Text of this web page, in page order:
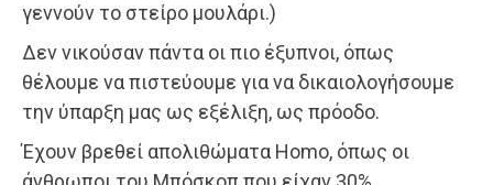
γεννούν το στείρο μουλάρι.)
Δεν νικούσαν πάντα οι πιο έξυπνοι, όπως
θέλουμε να πιστεύουμε για να δικαιολογήσουμε
την ύπαρξη μας ως εξέλιξη, ως πρόοδο.
Έχουν βρεθεί απολιθώματα Homo, όπως οι